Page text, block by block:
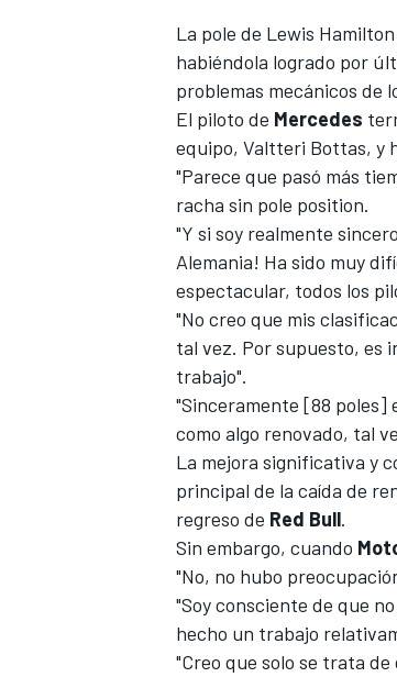
FÓRMULA E
WRC
La pole de Lewis Hamilton
habiéndola logrado por
problemas mecánicos de
El piloto de Mercedes
equipo, Valtteri Bottas, y
"Parece que pasó más
racha sin pole position.
"Y si soy realmente
Alemania! Ha sido muy
espectacular, todos los
"No creo que mis
tal vez. Por supuesto, es
trabajo".
"Sinceramente [88 poles]
como algo renovado, tal
La mejora significativa y
principal de la caída de
regreso de Red Bull.
Sin embargo, cuando
"No, no hubo
"Soy consciente de que
hecho un trabajo
"Creo que solo se trata